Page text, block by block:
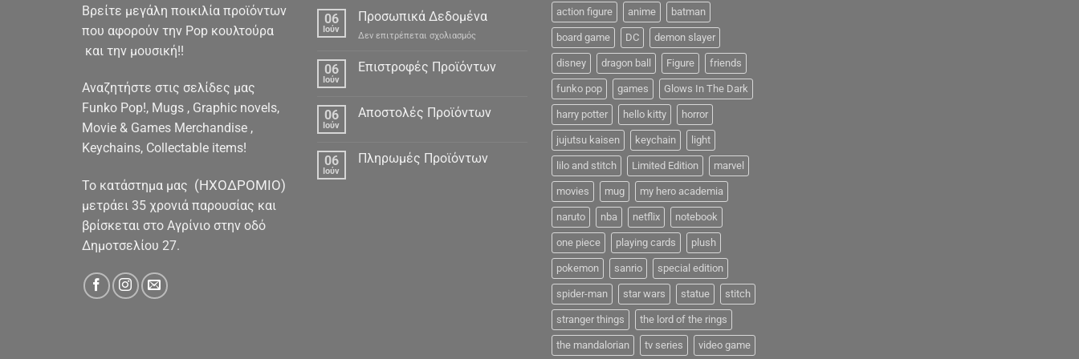
Βρείτε μεγάλη ποικιλία προϊόντων
που αφορούν την Pop κουλτούρα
και την μουσική!!
Αναζητήστε στις σελίδες μας
Funko Pop!, Mugs , Graphic novels,
Movie & Games Merchandise ,
Keychains, Collectable items!
To κατάστημα μας (ΗΧΟΔΡΟΜΙΟ)
μετράει 35 χρονιά παρουσίας και
βρίσκεται στο Αγρίνιο στην οδό
Δημοτσελίου 27.
06
Ιούν
Προσωπικά Δεδομένα
Δεν επιτρέπεται σχολιασμόςστο
Δεδομένα
06
Ιούν
Επιστροφές Προϊόντων
06
Ιούν
Αποστολές Προϊόντων
06
Ιούν
Πληρωμές Προϊόντων
action figure anime batman
board game DC demon slayer
disney dragon ball Figure friends
funko pop games Glows In The Dark
harry potter hello kitty horror
jujutsu kaisen keychain light
lilo and stitch Limited Edition marvel
movies mug my hero academia
naruto nba netflix notebook
one piece playing cards plush
pokemon sanrio special edition
spider-man star wars statue stitch
stranger things the lord of the rings
the mandalorian tv series video game